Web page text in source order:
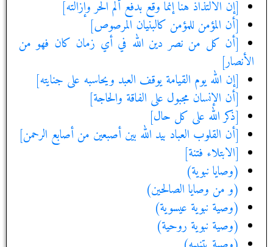
[إن الالتذاذ هنا إنما وقع بدفع ألم الحر وإزالته‏]
[أن المؤمن للمؤمن كالبنيان المرصوص‏]
[أن كل من نصر دين الله في أي زمان كان فهو من
الأنصار]
[إن الله يوم القيامة يوقف العبد ويحاسبه على جنايته‏]
[أن الإنسان مجبول على الفاقة والحاجة]
[ذكر الله على كل حال‏]
[أن القلوب العباد بيد الله بين أصبعين من أصابع الرحمن‏]
[الابتلاء فتنة]
(وصايا نبوية)
(و من وصايا الصالحين)
(وصية نبوية عيسوية)
(وصية نبوية روحية)